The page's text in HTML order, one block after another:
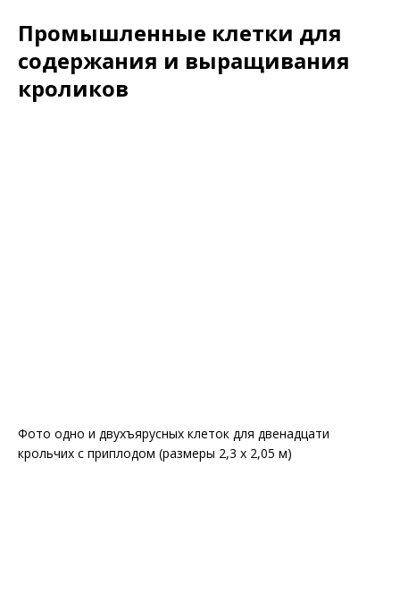
Промышленные клетки для
содержания и выращивания
кроликов
Фото одно и двухъярусных клеток для двенадцати
крольчих с приплодом (размеры 2,3 х 2,05 м)